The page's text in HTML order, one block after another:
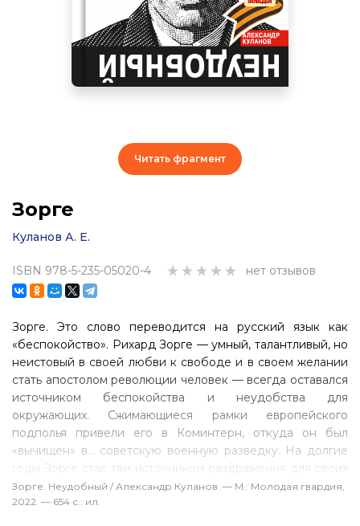
Зорге
Куланов А. Е.
ISBN 978-5-235-05020-4 нет отзывов
Зорге. Это слово переводится на русский язык как
«беспокойство». Рихард Зорге — умный, талантливый, но
неистовый в своей любви к свободе и в своем желании
стать апостолом революции человек — всегда оставался
источником беспокойства и неудобства для
окружающих. Сжимающиеся рамки европейского
подполья привели его в Коминтерн, откуда он был
«вычищен» в… советскую военную разведку. На долгие
годы Зорге стал там источником раздражения для своих
начальников, делая все не так, как велели, но добиваясь
при этом невиданных результатов. Даже его арест
Зорге. Неудобный / Александр Куланов. — М.: Молодая гвардия,
2022. — 654 с.: ил.
Читать фрагмент